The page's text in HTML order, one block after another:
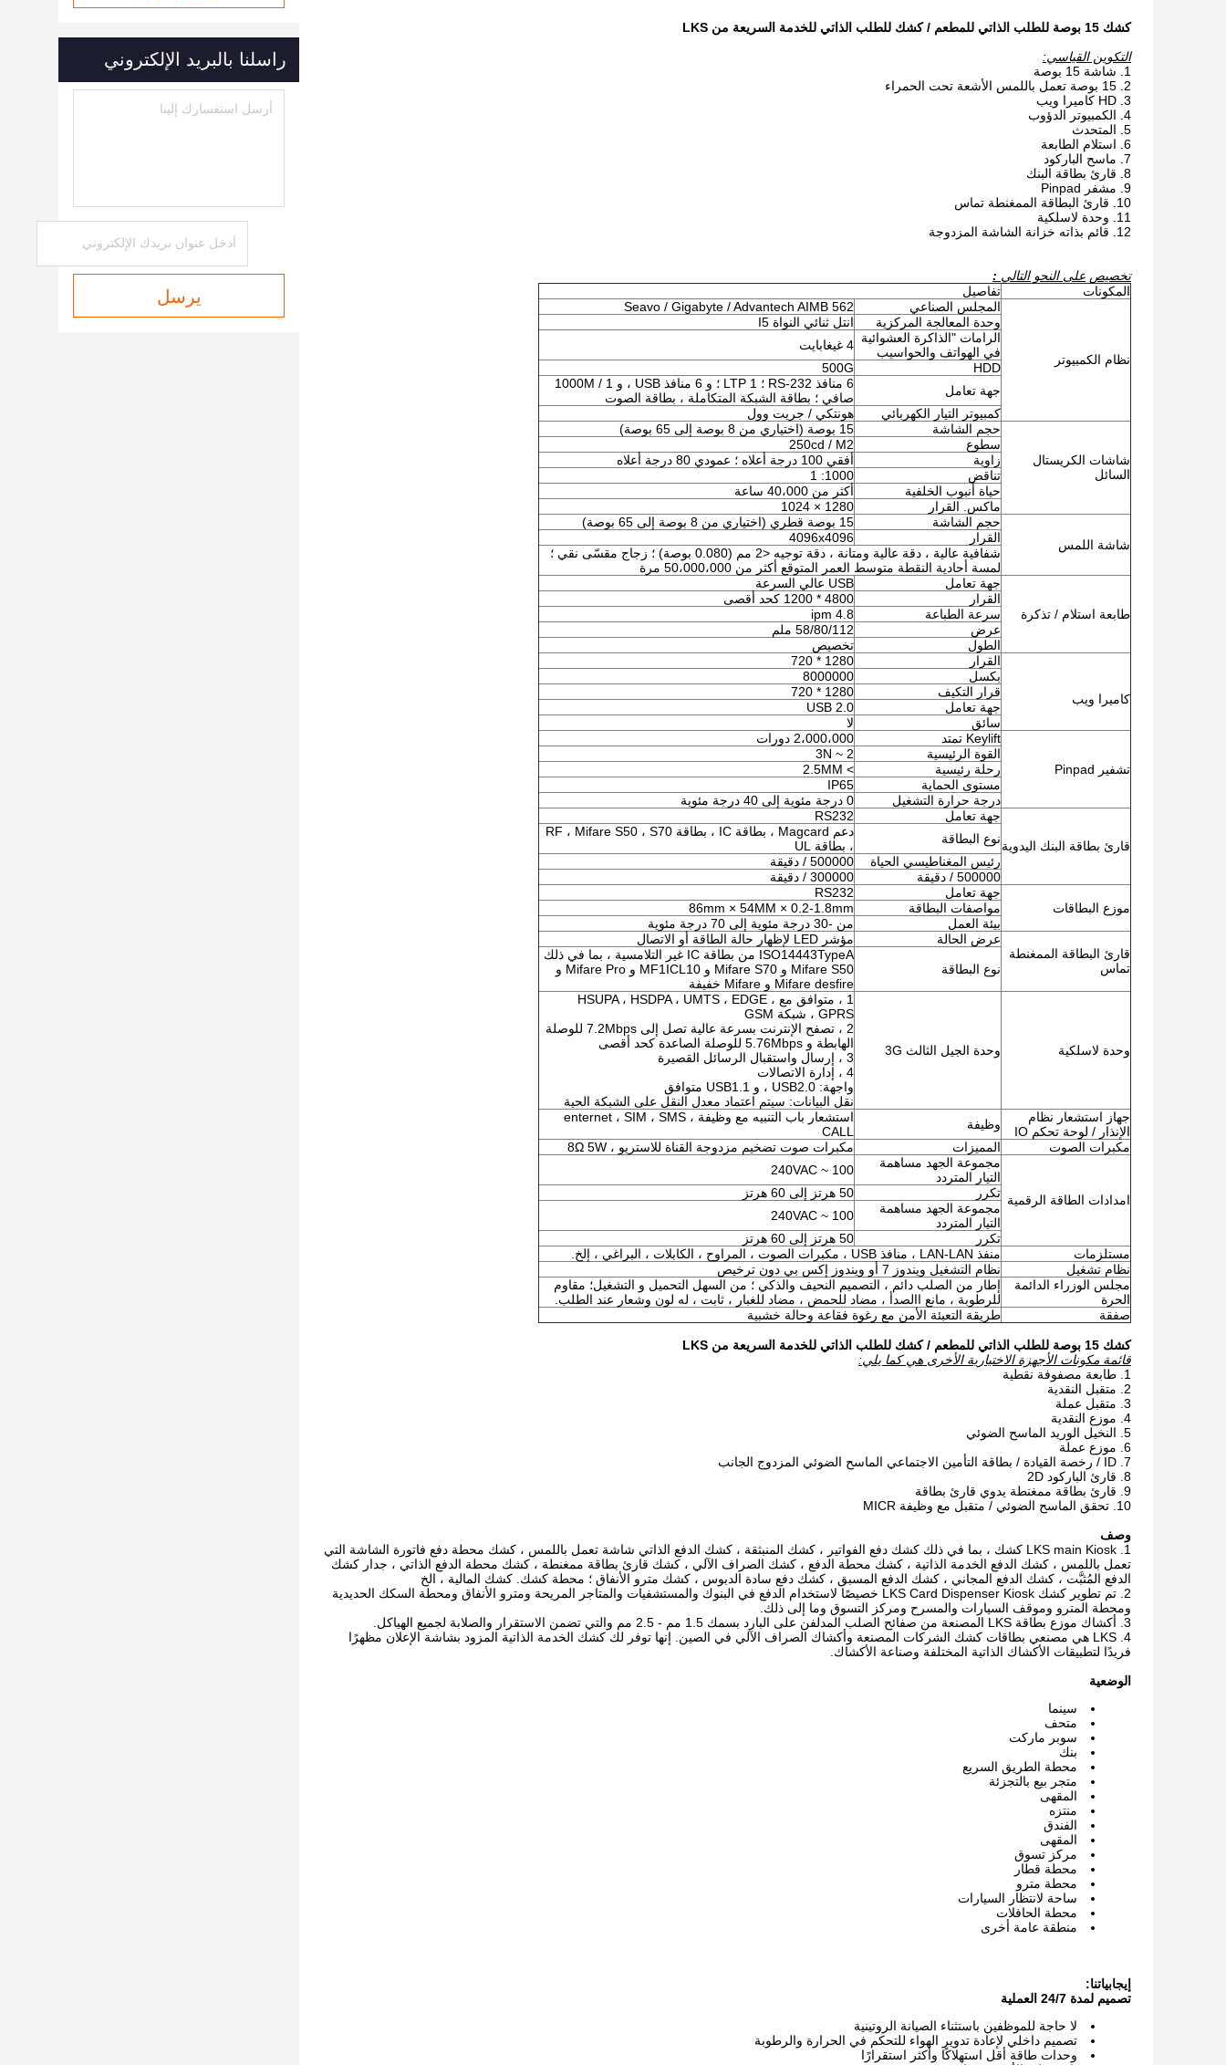
كشك 15 بوصة للطلب الذاتي للمطعم / كشك للطلب الذاتي للخدمة السريعة من LKS
التكوين القياسي:
شاشة 15 بوصة
15 بوصة تعمل باللمس الأشعة تحت الحمراء
HD كاميرا ويب
الكمبيوتر الدؤوب
المتحدث
استلام الطابعة
ماسح الباركود
قارئ بطاقة البنك
مشفر Pinpad
قارئ البطاقة الممغنطة تماس
وحدة لاسلكية
قائم بذاته خزانة الشاشة المزدوجة
تخصيص على النحو التالي :
المكونات
تفاصيل
نظام الكمبيوتر
المجلس الصناعي
Seavo / Gigabyte / Advantech AIMB 562
وحدة المعالجة المركزية
انتل ثنائي النواة I5
الرامات "الذاكرة العشوائية
في الهواتف والحواسيب
4 غيغابايت
HDD
500G
جهة تعامل
6 منافذ RS-232 ؛ 1 LTP ؛ و 6 منافذ USB ، و 1 / 1000M
صافي ؛ بطاقة الشبكة المتكاملة ، بطاقة الصوت
كمبيوتر التيار الكهربائي
هونتكي / جريت وول
شاشات الكريستال
السائل
حجم الشاشة
15 بوصة (اختياري من 8 بوصة إلى 65 بوصة)
سطوع
250cd / M2
زاوية
أفقي 100 درجة أعلاه ؛ عمودي 80 درجة أعلاه
تناقض
1000: 1
حياة أنبوب الخلفية
أكثر من 40،000 ساعة
ماكس. القرار
1280 × 1024
شاشة اللمس
حجم الشاشة
15 بوصة قطري (اختياري من 8 بوصة إلى 65 بوصة)
القرار
4096x4096
شفافية عالية ، دقة عالية ومتانة ، دقة توجيه <2 مم (0.080 بوصة) ؛ زجاج مقسّى نقي ؛
لمسة أحادية النقطة متوسط ​​العمر المتوقع أكثر من 50،000،000 مرة
طابعة استلام / تذكرة
جهة تعامل
USB عالي السرعة
القرار
4800 * 1200 كحد أقصى
سرعة الطباعة
4.8 ipm
عرض
58/80/112 ملم
الطول
تخصيص
كاميرا ويب
القرار
1280 * 720
بكسل
8000000
قرار التكيف
1280 * 720
جهة تعامل
USB 2.0
سائق
لا
تشفير Pinpad
Keylift تمتد
2،000،000 دورات
القوة الرئيسية
2 ~ 3N
رحلة رئيسية
> 2.5MM
مستوى الحماية
IP65
درجة حرارة التشغيل
0 درجة مئوية إلى 40 درجة مئوية
قارئ بطاقة البنك اليدوية
جهة تعامل
RS232
نوع البطاقة
دعم Magcard ، بطاقة IC ، بطاقة RF ، Mifare S50 ، S70
، بطاقة UL
رئيس المغناطيسي الحياة
500000 / دقيقة
500000 / دقيقة
300000 / دقيقة
موزع البطاقات
جهة تعامل
RS232
مواصفات البطاقة
86mm × 54MM × 0.2-1.8mm
بيئة العمل
من -30 درجة مئوية إلى 70 درجة مئوية
قارئ البطاقة الممغنطة
تماس
عرض الحالة مؤشر LED لإظهار حالة الطاقة أو الاتصال
نوع البطاقة
ISO14443TypeA من بطاقة IC غير التلامسية ، بما في ذلك
Mifare S50 و Mifare S70 و MF1ICL10 و Mifare Pro و
Mifare desfire و Mifare خفيفة
وحدة لاسلكية وحدة الجيل الثالث 3G
1 ، متوافق مع HSUPA ، HSDPA ، UMTS ، EDGE ،
GPRS ، شبكة GSM
2 ، تصفح الإنترنت بسرعة عالية تصل إلى 7.2Mbps للوصلة
الهابطة و 5.76Mbps للوصلة الصاعدة كحد أقصى
3 ، إرسال واستقبال الرسائل القصيرة
4 ، إدارة الاتصالات
واجهة: USB2.0 ، و USB1.1 متوافق
نقل البيانات: سيتم اعتماد معدل النقل على الشبكة الحية
جهاز استشعار نظام
الإنذار / لوحة تحكم IO
وظيفة
استشعار باب التنبيه مع وظيفة enternet ، SIM ، SMS ،
CALL
مكبرات الصوت
المميزات مكبرات صوت تضخيم مزدوجة القناة للاستريو ، 8Ω 5W
امدادات الطاقة الرقمية
مجموعة الجهد مساهمة
التيار المتردد
100 ~ 240VAC
تكرر
50 هرتز إلى 60 هرتز
مجموعة الجهد مساهمة
التيار المتردد
100 ~ 240VAC
تكرر
50 هرتز إلى 60 هرتز
مستلزمات
منفذ LAN-LAN ، منافذ USB ، مكبرات الصوت ، المراوح ، الكابلات ، البراغي ، إلخ.
نظام تشغيل
نظام التشغيل ويندوز 7 أو ويندوز إكس بي دون ترخيص
مجلس الوزراء الدائمة
الحرة
إطار من الصلب دائم ، التصميم النحيف والذكي ؛ من السهل التحميل و التشغيل؛ مقاوم
للرطوبة ، مانع االصدأ ، مضاد للحمض ، مضاد للغبار ، ثابت ، له لون وشعار عند الطلب.
صفقة
طريقة التعبئة الأمن مع رغوة فقاعة وحالة خشبية
كشك 15 بوصة للطلب الذاتي للمطعم / كشك للطلب الذاتي للخدمة السريعة من LKS
قائمة مكونات الأجهزة الاختيارية الأخرى هي كما يلي:
طابعة مصفوفة نقطية
متقبل النقدية
متقبل عملة
موزع النقدية
النخيل الوريد الماسح الضوئي
موزع عملة
ID / رخصة القيادة / بطاقة التأمين الاجتماعي الماسح الضوئي المزدوج الجانب
قارئ الباركود 2D
قارئ بطاقة ممغنطة يدوي قارئ بطاقة
تحقق الماسح الضوئي / متقبل مع وظيفة MICR
وصف
LKS main Kiosk كشك ، بما في ذلك كشك دفع الفواتير ، كشك المنبثقة ، كشك الدفع الذاتي شاشة تعمل باللمس ، كشك محطة دفع فاتورة الشاشة التي
تعمل باللمس ، كشك الدفع الخدمة الذاتية ، كشك محطة الدفع ، كشك الصراف الآلي ، كشك قارئ بطاقة ممغنطة ، كشك محطة الدفع الذاتي ، جدار كشك
الدفع المُثبَّت ، كشك الدفع المجاني ، كشك الدفع المسبق ، كشك دفع سادة الدبوس ، كشك مترو الأنفاق ؛ محطة كشك. كشك المالية ، الخ
تم تطوير كشك LKS Card Dispenser Kiosk خصيصًا لاستخدام الدفع في البنوك والمستشفيات والمتاجر المريحة ومترو الأنفاق ومحطة السكك الحديدية
ومحطة المترو وموقف السيارات والمسرح ومركز التسوق وما إلى ذلك.
أكشاك موزع بطاقة LKS المصنعة من صفائح الصلب المدلفن على البارد بسمك 1.5 مم - 2.5 مم والتي تضمن الاستقرار والصلابة لجميع الهياكل.
LKS هي مصنعي بطاقات كشك الشركات المصنعة وأكشاك الصراف الآلي في الصين. إنها توفر لك كشك الخدمة الذاتية المزود بشاشة الإعلان مظهرًا
فريدًا لتطبيقات الأكشاك الذاتية المختلفة وصناعة الأكشاك.
الوضعية
سينما
متحف
سوبر ماركت
بنك
محطة الطريق السريع
متجر بيع بالتجزئة
المقهى
منتزه
الفندق
المقهى
مركز تسوق
محطة قطار
محطة مترو
ساحة لانتظار السيارات
محطة الحافلات
منطقة عامة أخرى
إيجابياتنا:
تصميم لمدة 24/7 العملية
لا حاجة للموظفين باستثناء الصيانة الروتينية
تصميم داخلي لإعادة تدوير الهواء للتحكم في الحرارة والرطوبة
وحدات طاقة أقل استهلاكًا وأكثر استقرارًا
راسلنا بالبريد الإلكتروني
يرسل